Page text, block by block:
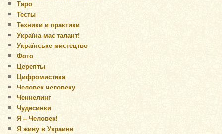
Таро
Тесты
Техники и практики
Україна має талант!
Українське мистецтво
Фото
Церепты
Цифромистика
Человек человеку
Ченнелинг
Чудесинки
Я – Человек!
Я живу в Украине